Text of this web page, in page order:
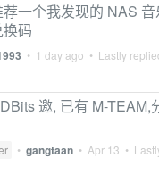
一个我发现的 NAS
码
• 1 day ago • Lastly
邀, 已有 M-TEAM,
• gangtaan • Apr 13 •